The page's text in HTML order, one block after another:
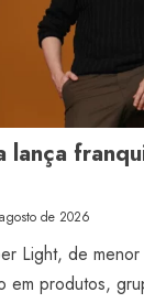
lança
de 2026
Light, de
em produtos,